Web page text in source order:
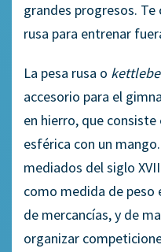
grandes progresos.
rusa para entrenar
La pesa rusa o
accesorio para el
en hierro, que
esférica con un
mediados del siglo
como medida de peso
de mercancías, y de
organizar